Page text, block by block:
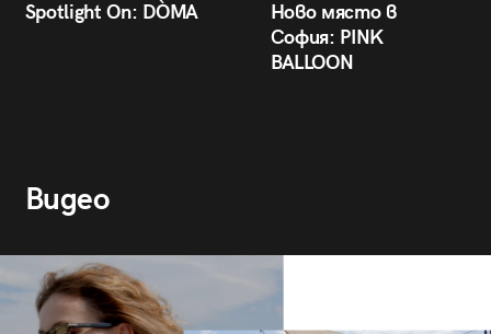
Spotlight On: DÒMA
Ново място в
София: PINK
BALLOON
Видео